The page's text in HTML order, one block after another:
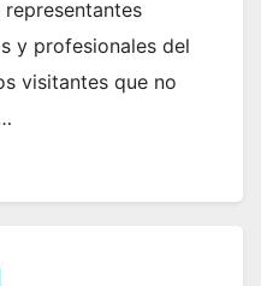
y profesionales del
visitantes que no